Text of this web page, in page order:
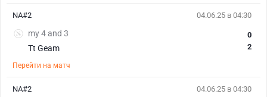
04.06.25 в 04:30
my 4 and 3
Tt Geam
0
2
Перейти на матч
NA#2
04.06.25 в 04:30
NA#2